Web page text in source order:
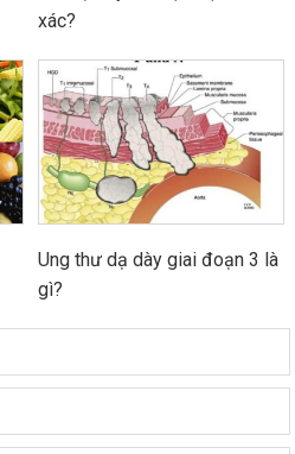
xác?
Ung thư dạ dày giai đoạn 3 là
gì?